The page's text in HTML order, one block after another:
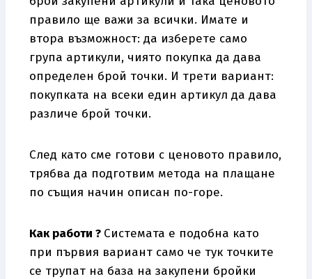
правило ще важи за всички. Имате и
втора възможност: да изберете само
група артикули, чиято покупка да дава
определен брой точки. И трети вариант:
покупката на всеки един артикул да дава
различе брой точки.
След като сме готови с ценовото правило,
трябва да подготвим метода на плащане
по същия начин описан по-горе.
Как работи ? Системата е подобна като
при първия вариант само че тук точките
се трупат на база на закупени бройки